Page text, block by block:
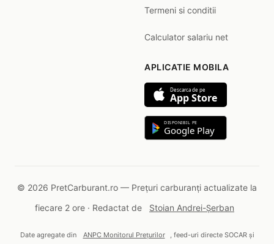
Termeni si conditii
Calculator salariu net
APLICATIE MOBILA
Descarca de pe
App Store
DISPONIBIL PE
Google Play
© 2026 PretCarburant.ro — Prețuri carburanți actualizate la
fiecare 2 ore · Redactat de
Stoian Andrei-Șerban
Date agregate din ANPC Monitorul Prețurilor , feed-uri directe SOCAR și